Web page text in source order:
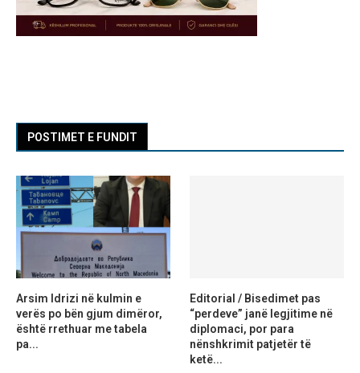
POSTIMET E FUNDIT
Arsim Idrizi në kulmin e
verës po bën gjum dimëror,
është rrethuar me tabela
pa...
Editorial / Bisedimet pas
“perdeve” janë legjitime në
diplomaci, por para
nënshkrimit patjetër të
ketë...